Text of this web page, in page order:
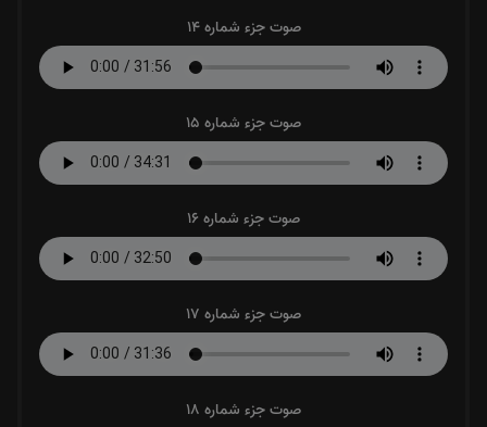
صوت جزء شماره 14
صوت جزء شماره 15
صوت جزء شماره 16
صوت جزء شماره 17
صوت جزء شماره 18